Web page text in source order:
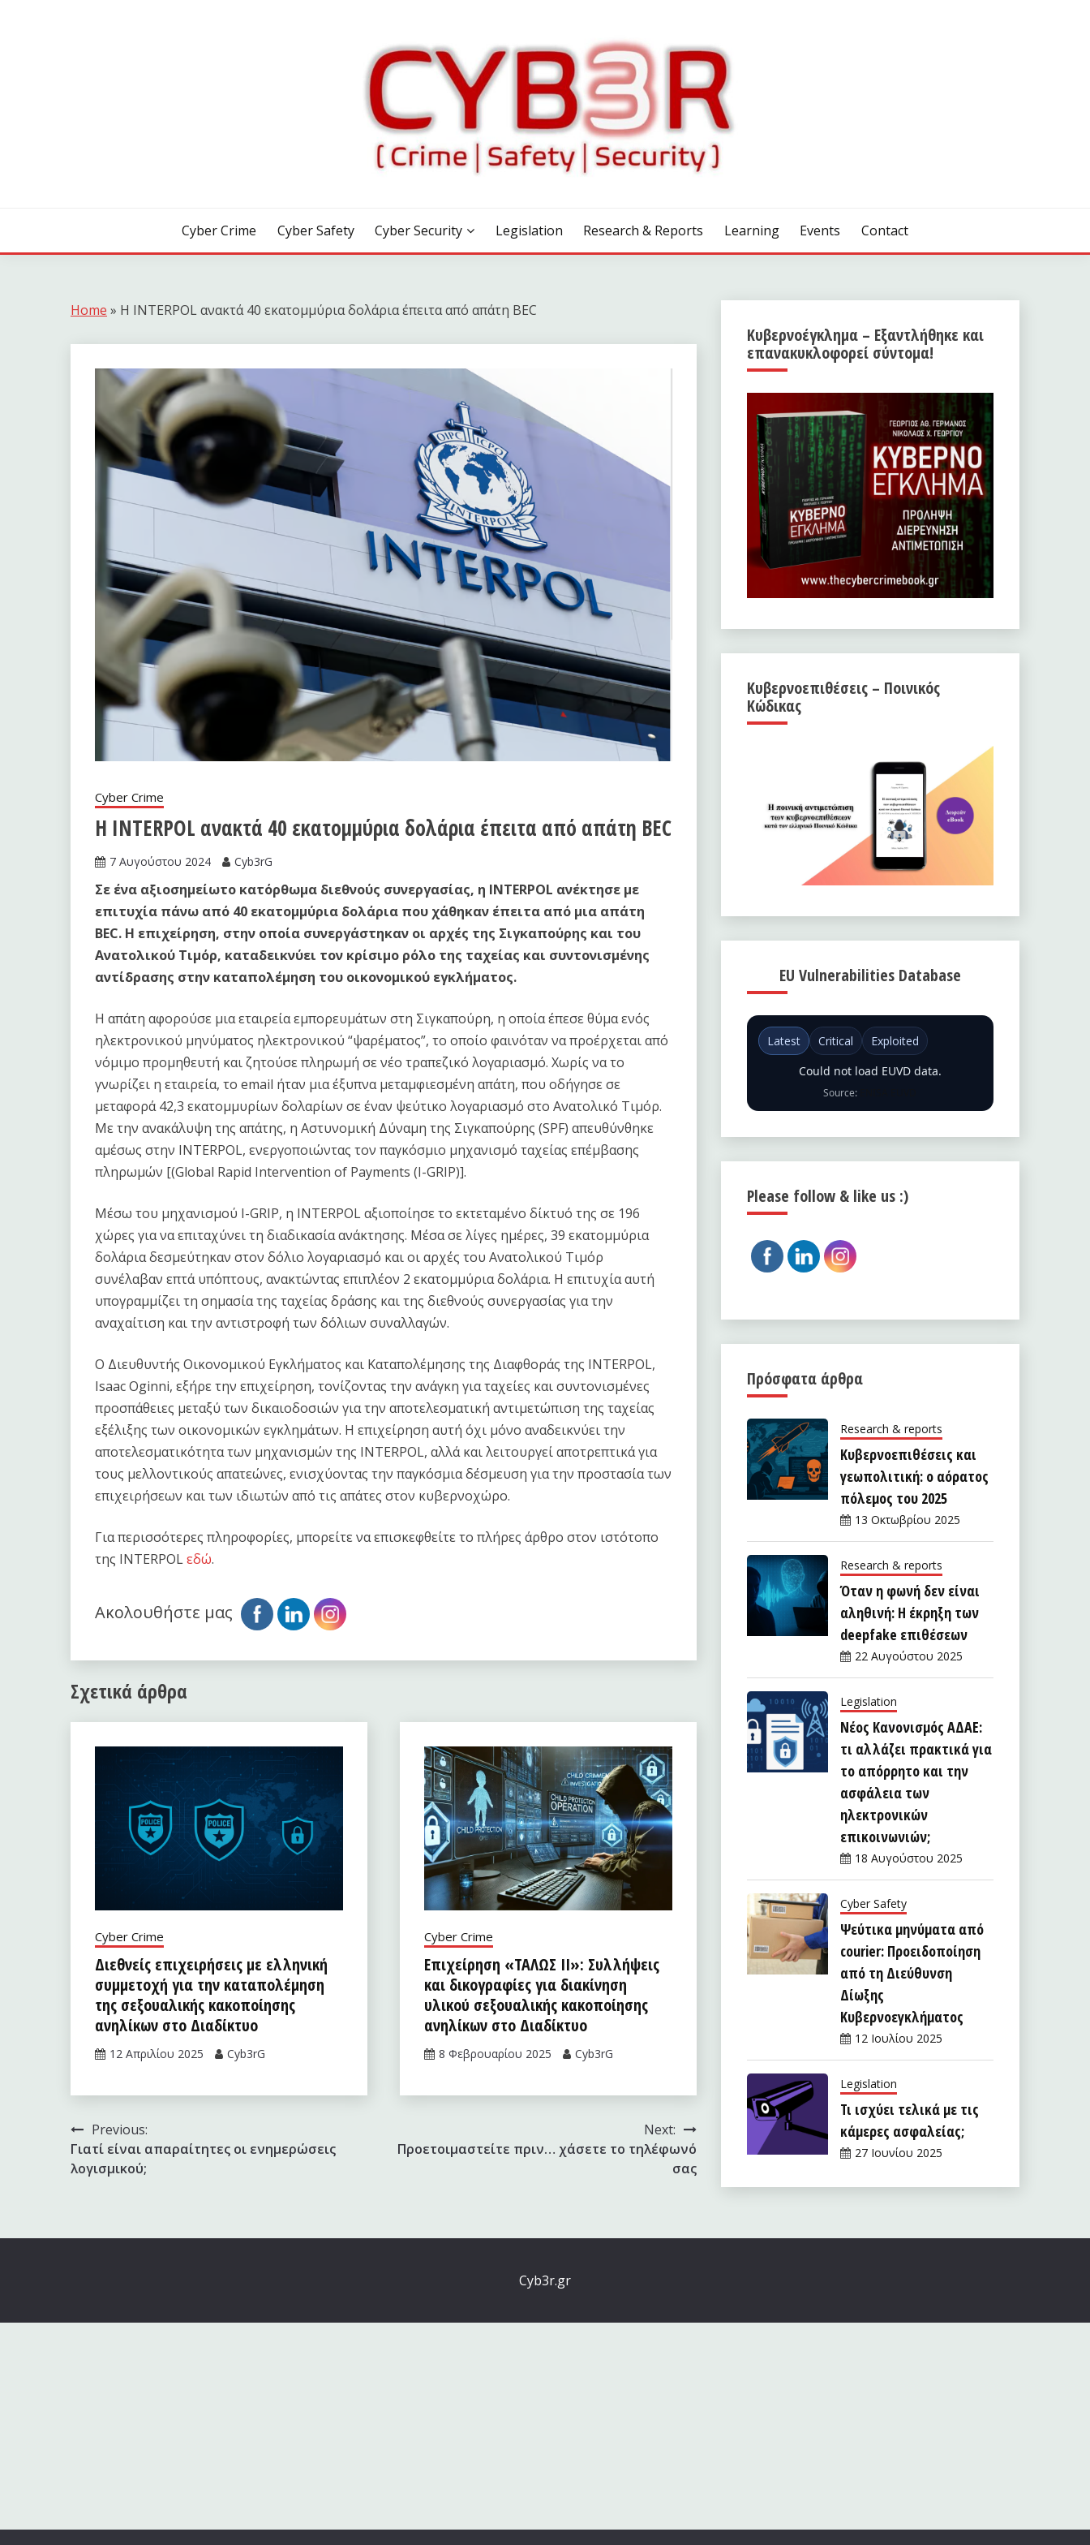
Cyber Crime Cyber Safety Cyber Security Legislation Research & Reports Learning Events Contact
Home » Η INTERPOL ανακτά 40 εκατομμύρια δολάρια έπειτα από απάτη BEC
Cyber Crime
Η INTERPOL ανακτά 40 εκατομμύρια δολάρια έπειτα από απάτη BEC
7 Αυγούστου 2024 Cyb3rG
Σε ένα αξιοσημείωτο κατόρθωμα διεθνούς συνεργασίας, η INTERPOL ανέκτησε με
επιτυχία πάνω από 40 εκατομμύρια δολάρια που χάθηκαν έπειτα από μια απάτη
BEC. Η επιχείρηση, στην οποία συνεργάστηκαν οι αρχές της Σιγκαπούρης και του
Ανατολικού Τιμόρ, καταδεικνύει τον κρίσιμο ρόλο της ταχείας και συντονισμένης
αντίδρασης στην καταπολέμηση του οικονομικού εγκλήματος.
Η απάτη αφορούσε μια εταιρεία εμπορευμάτων στη Σιγκαπούρη, η οποία έπεσε θύμα ενός
ηλεκτρονικού μηνύματος ηλεκτρονικού “ψαρέματος”, το οποίο φαινόταν να προέρχεται από
νόμιμο προμηθευτή και ζητούσε πληρωμή σε νέο τραπεζικό λογαριασμό. Χωρίς να το
γνωρίζει η εταιρεία, το email ήταν μια έξυπνα μεταμφιεσμένη απάτη, που οδήγησε σε
μεταφορά 42,3 εκατομμυρίων δολαρίων σε έναν ψεύτικο λογαριασμό στο Ανατολικό Τιμόρ.
Με την ανακάλυψη της απάτης, η Αστυνομική Δύναμη της Σιγκαπούρης (SPF) απευθύνθηκε
αμέσως στην INTERPOL, ενεργοποιώντας τον παγκόσμιο μηχανισμό ταχείας επέμβασης
πληρωμών [(Global Rapid Intervention of Payments (I-GRIP)].
Μέσω του μηχανισμού I-GRIP, η INTERPOL αξιοποίησε το εκτεταμένο δίκτυό της σε 196
χώρες για να επιταχύνει τη διαδικασία ανάκτησης. Μέσα σε λίγες ημέρες, 39 εκατομμύρια
δολάρια δεσμεύτηκαν στον δόλιο λογαριασμό και οι αρχές του Ανατολικού Τιμόρ
συνέλαβαν επτά υπόπτους, ανακτώντας επιπλέον 2 εκατομμύρια δολάρια. Η επιτυχία αυτή
υπογραμμίζει τη σημασία της ταχείας δράσης και της διεθνούς συνεργασίας για την
αναχαίτιση και την αντιστροφή των δόλιων συναλλαγών.
Ο Διευθυντής Οικονομικού Εγκλήματος και Καταπολέμησης της Διαφθοράς της INTERPOL,
Isaac Oginni, εξήρε την επιχείρηση, τονίζοντας την ανάγκη για ταχείες και συντονισμένες
προσπάθειες μεταξύ των δικαιοδοσιών για την αποτελεσματική αντιμετώπιση της ταχείας
εξέλιξης των οικονομικών εγκλημάτων. Η επιχείρηση αυτή όχι μόνο αναδεικνύει την
αποτελεσματικότητα των μηχανισμών της INTERPOL, αλλά και λειτουργεί αποτρεπτικά για
τους μελλοντικούς απατεώνες, ενισχύοντας την παγκόσμια δέσμευση για την προστασία των
επιχειρήσεων και των ιδιωτών από τις απάτες στον κυβερνοχώρο.
Για περισσότερες πληροφορίες, μπορείτε να επισκεφθείτε το πλήρες άρθρο στον ιστότοπο
της INTERPOLεδώ.
Ακολουθήστε μας
Σχετικά άρθρα
Cyber Crime
Διεθνείς επιχειρήσεις με ελληνική
συμμετοχή για την καταπολέμηση
της σεξουαλικής κακοποίησης
ανηλίκων στο Διαδίκτυο
12 Απριλίου 2025 Cyb3rG
Cyber Crime
Επιχείρηση «ΤΑΛΩΣ II»: Συλλήψεις
και δικογραφίες για διακίνηση
υλικού σεξουαλικής κακοποίησης
ανηλίκων στο Διαδίκτυο
8 Φεβρουαρίου 2025 Cyb3rG
Πλοήγηση
άρθρων
Previous:
Γιατί είναι απαραίτητες οι ενημερώσεις
λογισμικού;
Next:
Προετοιμαστείτε πριν… χάσετε το τηλέφωνό
σας
Κυβερνοέγκλημα – Εξαντλήθηκε και
επανακυκλοφορεί σύντομα!
Κυβερνοεπιθέσεις – Ποινικός
Κώδικας
EU Vulnerabilities Database
Latest Critical
Exploited
Could not load EUVD data.
Source:
Please follow & like us :)
Πρόσφατα άρθρα
Research & reports
Κυβερνοεπιθέσεις και
γεωπολιτική: ο αόρατος
πόλεμος του 2025
13 Οκτωβρίου 2025
Research & reports
Όταν η φωνή δεν είναι
αληθινή: Η έκρηξη των
deepfake επιθέσεων
22 Αυγούστου 2025
Legislation
Νέος Κανονισμός ΑΔΑΕ:
τι αλλάζει πρακτικά για
το απόρρητο και την
ασφάλεια των
ηλεκτρονικών
επικοινωνιών;
18 Αυγούστου 2025
Cyber Safety
Ψεύτικα μηνύματα από
courier: Προειδοποίηση
από τη Διεύθυνση
Δίωξης
Κυβερνοεγκλήματος
12 Ιουλίου 2025
Legislation
Τι ισχύει τελικά με τις
κάμερες ασφαλείας;
27 Ιουνίου 2025
Cyb3r.gr